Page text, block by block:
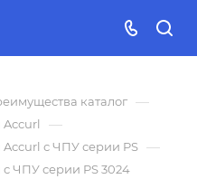
каталог —
—
с ЧПУ серии PS —
ЧПУ серии PS 3024